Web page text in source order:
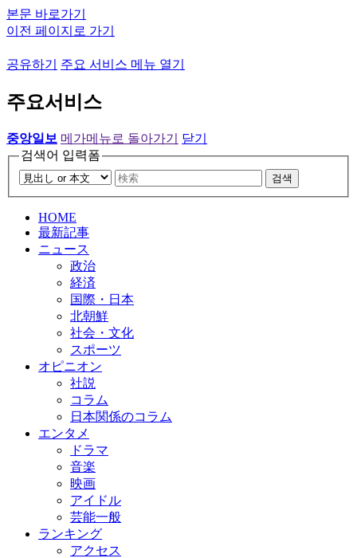
본문 바로가기
이전 페이지로 가기
공유하기 주요 서비스 메뉴 열기
주요서비스
중앙일보 메가메뉴로 돌아가기
닫기
검색어 입력폼
검색
HOME
最新記事
ニュース
政治
経済
国際・日本
北朝鮮
社会・文化
スポーツ
オピニオン
社説
コラム
日本関係のコラム
エンタメ
ドラマ
音楽
映画
アイドル
芸能一般
ランキング
アクセス